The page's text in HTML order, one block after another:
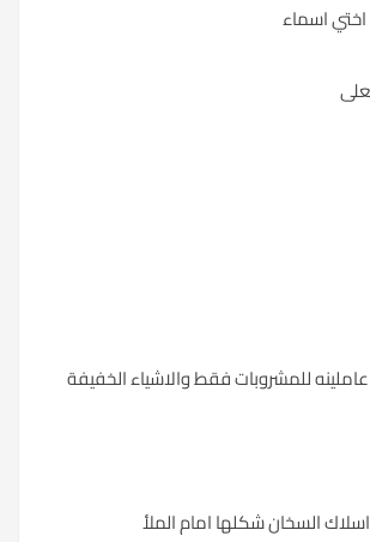
اختي اسماء
للمشروبات فقط والاشياء الخفيفة
السخان شكلها امام الملأ